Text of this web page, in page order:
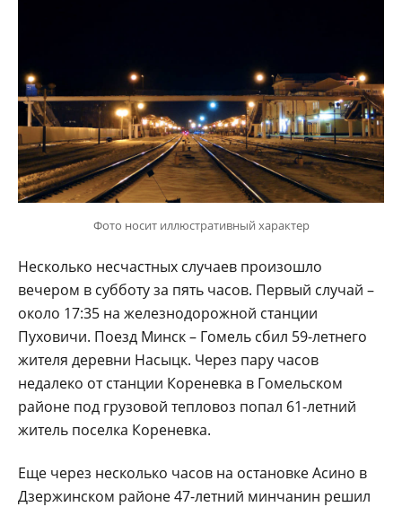
Фото носит иллюстративный характер
Несколько несчастных случаев произошло
вечером в субботу за пять часов. Первый случай –
около 17:35 на железнодорожной станции
Пуховичи. Поезд Минск– Гомель сбил 59-летнего
жителя деревни Насыцк. Через пару часов
недалеко от станции Кореневка в Гомельском
районе под грузовой тепловоз попал 61-летний
житель поселка Кореневка.
Еще через несколько часов на остановкеАсино в
Дзержинском районе 47-летний минчанин решил